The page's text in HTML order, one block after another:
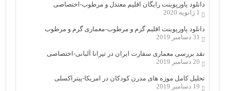
دانلود پاورپوینت رایگان اقلیم معتدل و مرطوب-اختصاصی
1 ژانویه 2020
دانلود پاورپوینت اقلیم گرم و مرطوب-معماری گرم و مرطوب
31 دسامبر 2019
نقد بررسی معماری سفارت ایران در تیرانا آلبانی-اختصاصی
20 دسامبر 2019
تحلیل کامل موزه های مدرن کودکان در امریکا-پیتراکسلی
19 دسامبر 2019